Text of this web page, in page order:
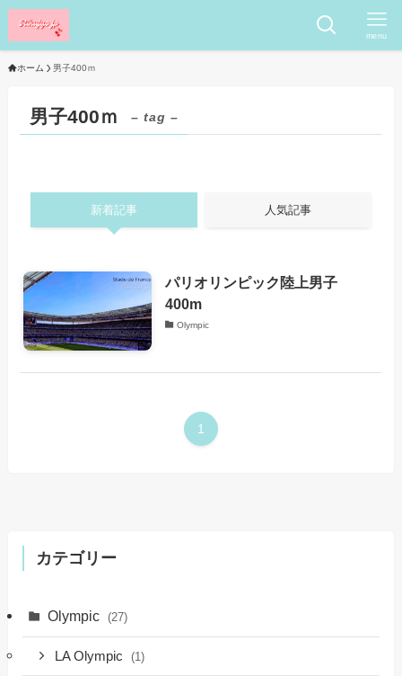
menu
ホーム 男子400ｍ
男子400ｍ – tag –
新着記事 人気記事
パリオリンピック陸上男子
400m
Olympic
1
カテゴリー
Olympic (27)
LA Olympic (1)